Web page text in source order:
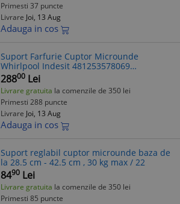
Primesti 37 puncte
Livrare Joi, 13 Aug
Adauga in cos
Suport Farfurie Cuptor Microunde
Whirlpool Indesit 481253578069
C00332723 Compatibil Diverse Modele
28800 Lei
Livrare gratuita la comenzile de 350 lei
Primesti 288 puncte
Livrare Joi, 13 Aug
Adauga in cos
Suport reglabil cuptor microunde baza de
la 28.5 cm - 42.5 cm , 30 kg max / 22
8490 Lei
Livrare gratuita la comenzile de 350 lei
Primesti 85 puncte